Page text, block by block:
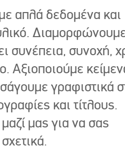
απλά δεδομένα και
συνέπεια, συνοχή,
Αξιοποιούμε
γραφιστικά
και τίτλους.
μας για να σας